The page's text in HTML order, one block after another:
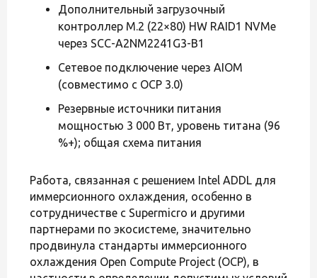
Дополнительный загрузочный
контроллер M.2 (22×80) HW RAID1 NVMe
через SCC-A2NM2241G3-B1
Сетевое подключение через AIOM
(совместимо с OCP 3.0)
Резервные источники питания
мощностью 3 000 Вт, уровень титана (96
%+); общая схема питания
Работа, связанная с решением Intel ADDL для
иммерсионного охлаждения, особенно в
сотрудничестве с Supermicro и другими
партнерами по экосистеме, значительно
продвинула стандарты иммерсионного
охлаждения Open Compute Project (OCP), в